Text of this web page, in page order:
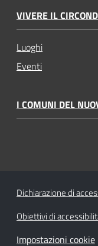
VIVERE IL
Luoghi
Eventi
I COMUNI DEL
Dichiarazione di
Obiettivi di
Impostazioni cookie